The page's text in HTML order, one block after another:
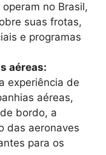
no Brasil,
suas frotas,
e programas
aéreas:
experiência de
aéreas,
bordo, a
das aeronaves
para os